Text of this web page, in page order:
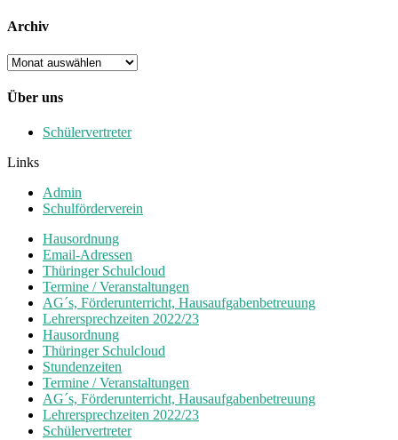
Archiv
Archiv
Über uns
Schülervertreter
Links
Admin
Schulförderverein
Hausordnung
Email-Adressen
Thüringer Schulcloud
Termine / Veranstaltungen
AG´s, Förderunterricht, Hausaufgabenbetreuung
Lehrersprechzeiten 2022/23
Hausordnung
Thüringer Schulcloud
Stundenzeiten
Termine / Veranstaltungen
AG´s, Förderunterricht, Hausaufgabenbetreuung
Lehrersprechzeiten 2022/23
Schülervertreter